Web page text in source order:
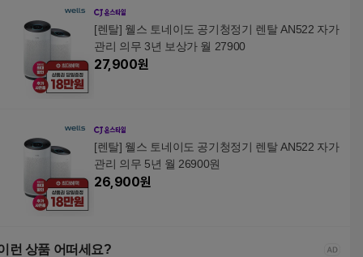
[렌탈] 웰스 토네이도 공기청정기 렌탈 AN522 자가
관리 의무 3년 보상가 월 27900
27,900원
[렌탈] 웰스 토네이도 공기청정기 렌탈 AN522 자가
관리 의무 5년 월 26900원
26,900원
런 상품 어떠세요?